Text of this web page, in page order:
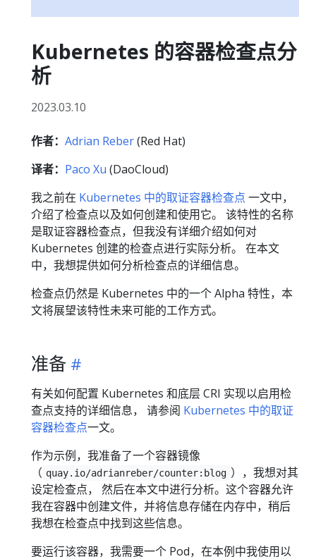
Kubernetes 的容器检查点分
析
2023.03.10
作者： Adrian Reber(Red Hat)
译者： Paco Xu (DaoCloud)
我之前在 Kubernetes 中的取证容器检查点 一文中，
介绍了检查点以及如何创建和使用它。 该特性的名称
是取证容器检查点，但我没有详细介绍如何对
Kubernetes 创建的检查点进行实际分析。 在本文
中，我想提供如何分析检查点的详细信息。
检查点仍然是 Kubernetes 中的一个 Alpha 特性，本
文将展望该特性未来可能的工作方式。
准备
有关如何配置 Kubernetes 和底层 CRI 实现以启用检
查点支持的详细信息， 请参阅 Kubernetes 中的取证
容器检查点一文。
作为示例，我准备了一个容器镜像
（ quay.io/adrianreber/counter:blog ），我想对其
设定检查点， 然后在本文中进行分析。这个容器允许
我在容器中创建文件，并将信息存储在内存中，稍后
我想在检查点中找到这些信息。
要运行该容器，我需要一个 Pod，在本例中我使用以